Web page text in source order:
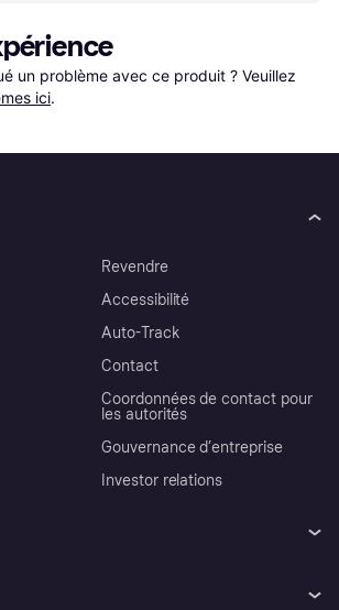
un problème avec ce produit ? Veuillez
ici.
Revendre
Accessibilité
Auto-Track
Contact
Coordonnées de contact pour
les autorités
Gouvernance d’entreprise
Investor relations